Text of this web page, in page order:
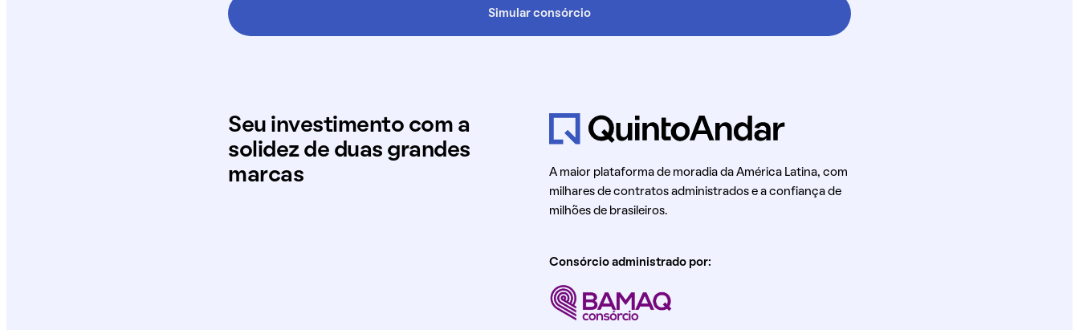
Simular consórcio
Seu investimento com a
solidez de duas grandes
marcas
A maior plataforma de moradia da América Latina, com
milhares de contratos administrados e a confiança de
milhões de brasileiros.
Consórcio administrado por: